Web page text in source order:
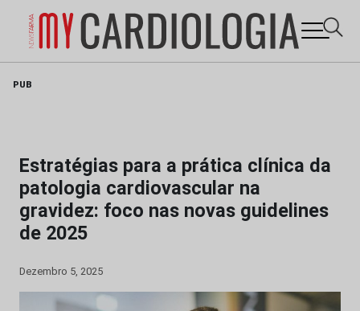
PUB
Estratégias para a prática clínica da
patologia cardiovascular na
gravidez: foco nas novas guidelines
de 2025
Dezembro 5, 2025